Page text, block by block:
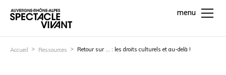
menu
Accueil Ressources Retour sur … : les droits culturels et au-delà !